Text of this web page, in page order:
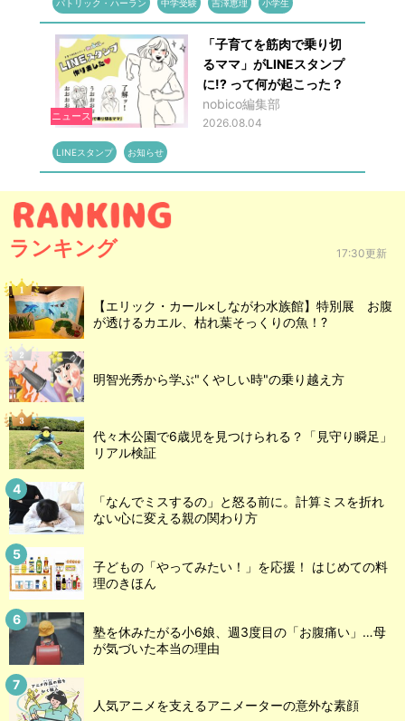
パトリック・ハーラン 中学受験 吉澤恵理 小学生
ニュース
「子育てを筋肉で乗り切
るママ」がLINEスタンプ
に!? って何が起こった？
nobico編集部
2026.08.04
LINEスタンプ お知らせ
ランキング 17:30更新
【エリック・カール×しながわ水族館】特別展 お腹
が透けるカエル、枯れ葉そっくりの魚！?
明智光秀から学ぶ"くやしい時"の乗り越え方
代々木公園で6歳児を見つけられる？「見守り瞬足」
リアル検証
「なんでミスするの」と怒る前に。計算ミスを折れ
ない心に変える親の関わり方
子どもの「やってみたい！」を応援！ はじめての料
理のきほん
塾を休みたがる小6娘、週3度目の「お腹痛い」…母
が気づいた本当の理由
人気アニメを支えるアニメーターの意外な素顔